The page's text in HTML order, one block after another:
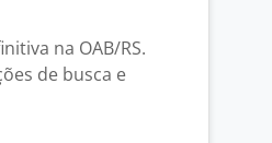
na OAB/RS.
de busca e